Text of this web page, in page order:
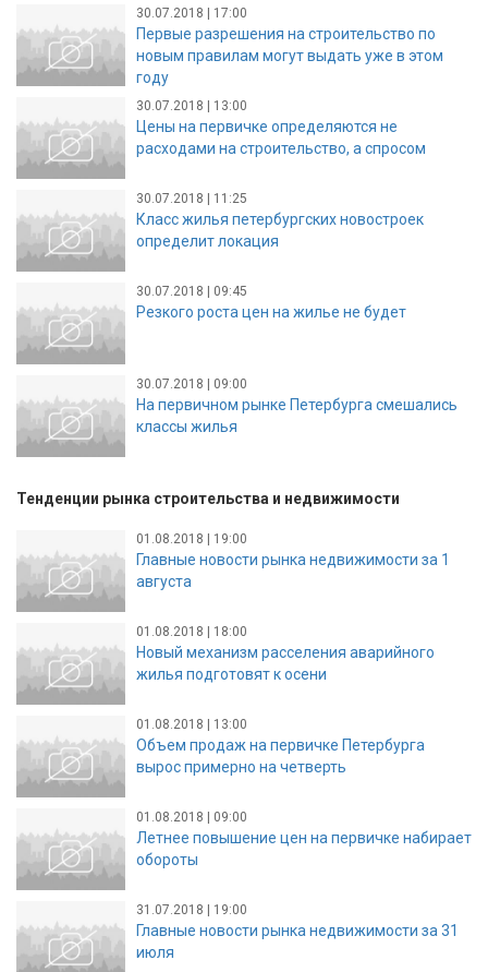
30.07.2018 | 17:00
Первые разрешения на строительство по
новым правилам могут выдать уже в этом
году
30.07.2018 | 13:00
Цены на первичке определяются не
расходами на строительство, а спросом
30.07.2018 | 11:25
Класс жилья петербургских новостроек
определит локация
30.07.2018 | 09:45
Резкого роста цен на жилье не будет
30.07.2018 | 09:00
На первичном рынке Петербурга смешались
классы жилья
Тенденции рынка строительства и недвижимости
01.08.2018 | 19:00
Главные новости рынка недвижимости за 1
августа
01.08.2018 | 18:00
Новый механизм расселения аварийного
жилья подготовят к осени
01.08.2018 | 13:00
Объем продаж на первичке Петербурга
вырос примерно на четверть
01.08.2018 | 09:00
Летнее повышение цен на первичке набирает
обороты
31.07.2018 | 19:00
Главные новости рынка недвижимости за 31
июля